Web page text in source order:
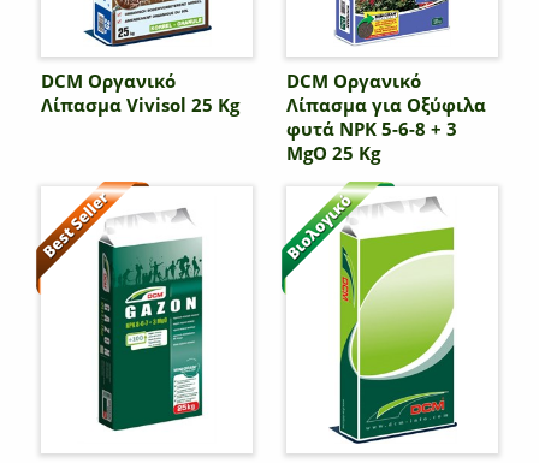
DCM Οργανικό
Λίπασμα Vivisol 25 Kg
DCM Οργανικό
Λίπασμα για Οξύφιλα
φυτά NPK 5-6-8 + 3
MgO 25 Kg